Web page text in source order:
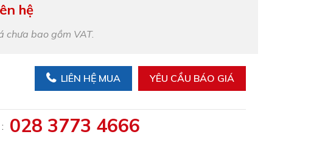
hệ
chưa bao gồm VAT.
LIÊN HỆ MUA YÊU CẦU BÁO GIÁ
028 3773 4666